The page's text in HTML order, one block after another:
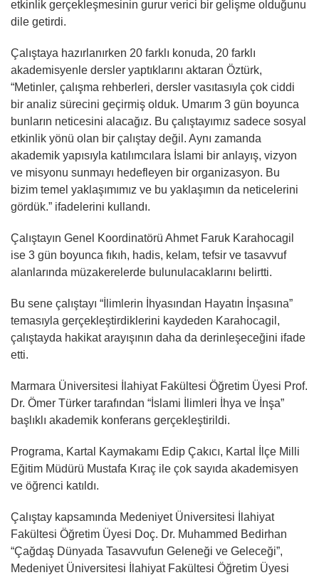
etkinlik gerçekleşmesinin gurur verici bir gelişme olduğunu
dile getirdi.
Çalıştaya hazırlanırken 20 farklı konuda, 20 farklı
akademisyenle dersler yaptıklarını aktaran Öztürk,
“Metinler, çalışma rehberleri, dersler vasıtasıyla çok ciddi
bir analiz sürecini geçirmiş olduk. Umarım 3 gün boyunca
bunların neticesini alacağız. Bu çalıştayımız sadece sosyal
etkinlik yönü olan bir çalıştay değil. Aynı zamanda
akademik yapısıyla katılımcılara İslami bir anlayış, vizyon
ve misyonu sunmayı hedefleyen bir organizasyon. Bu
bizim temel yaklaşımımız ve bu yaklaşımın da neticelerini
gördük.” ifadelerini kullandı.
Çalıştayın Genel Koordinatörü Ahmet Faruk Karahocagil
ise 3 gün boyunca fıkıh, hadis, kelam, tefsir ve tasavvuf
alanlarında müzakerelerde bulunulacaklarını belirtti.
Bu sene çalıştayı “İlimlerin İhyasından Hayatın İnşasına”
temasıyla gerçekleştirdiklerini kaydeden Karahocagil,
çalıştayda hakikat arayışının daha da derinleşeceğini ifade
etti.
Marmara Üniversitesi İlahiyat Fakültesi Öğretim Üyesi Prof.
Dr. Ömer Türker tarafından “İslami İlimleri İhya ve İnşa”
başlıklı akademik konferans gerçekleştirildi.
Programa, Kartal Kaymakamı Edip Çakıcı, Kartal İlçe Milli
Eğitim Müdürü Mustafa Kıraç ile çok sayıda akademisyen
ve öğrenci katıldı.
Çalıştay kapsamında Medeniyet Üniversitesi İlahiyat
Fakültesi Öğretim Üyesi Doç. Dr. Muhammed Bedirhan
“Çağdaş Dünyada Tasavvufun Geleneği ve Geleceği”,
Medeniyet Üniversitesi İlahiyat Fakültesi Öğretim Üyesi